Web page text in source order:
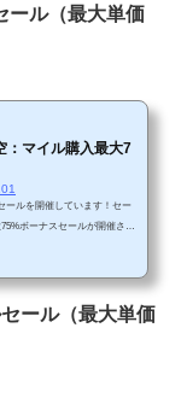
た」というエラーが生じてし
ール（最大単価
：マイル購入最大7
ールを開催しています！セー
ボーナスセールが開催され
エラーが生じてしまったら、
ってボーナス割合が変わりま
ール（最大単価